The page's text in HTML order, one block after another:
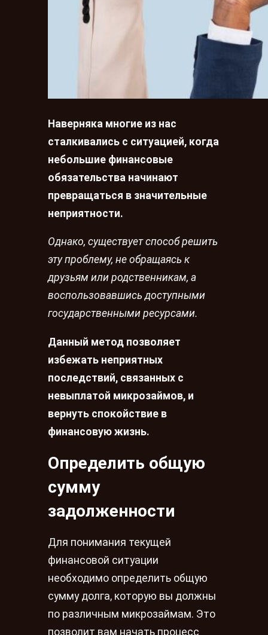
Наверняка многие из нас
сталкивались с ситуацией, когда
небольшие финансовые
обязательства начинают
превращаться в значительные
неприятности.
Однако, существует способ решить
эту проблему, не обращаясь к
друзьям или родственникам, а
воспользовавшись доступными
государственными ресурсами.
Данный метод позволяет
избежать неприятных
последствий, связанных с
невыплатой микрозаймов, и
вернуть спокойствие в
финансовую жизнь.
Определить общую
сумму
задолженности
Для понимания текущей
финансовой ситуации
необходимо определить общую
сумму долга, которую вы должны
по различным микрозаймам. Это
позволит вам начать процесс